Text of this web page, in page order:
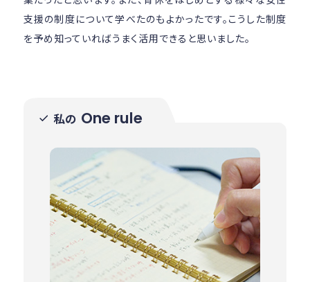
支援の制度について学べたのもよかったです。こうした制度
を予め知っていればうまく活用できると思いました。
私の One rule